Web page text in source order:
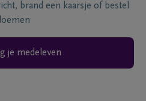
brand een kaarsje of bestel
je medeleven